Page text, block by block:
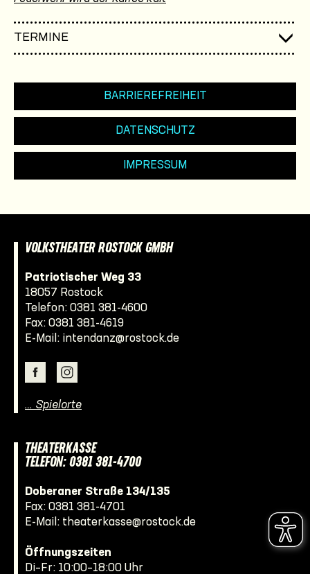
TERMINE
BARRIEREFREIHEIT
DATENSCHUTZ
IMPRESSUM
VOLKSTHEATER ROSTOCK GMBH
Patriotischer Weg 33
18057 Rostock
Telefon: 0381 381-4600
Fax: 0381 381-4619
E-Mail: intendanz@rostock.de
… Spielorte
THEATERKASSE
TELEFON: 0381 381-4700
Doberaner Straße 134/135
Fax: 0381 381-4701
E-Mail: theaterkasse@rostock.de
Öffnungszeiten
Di–Fr: 10:00–18:00 Uhr